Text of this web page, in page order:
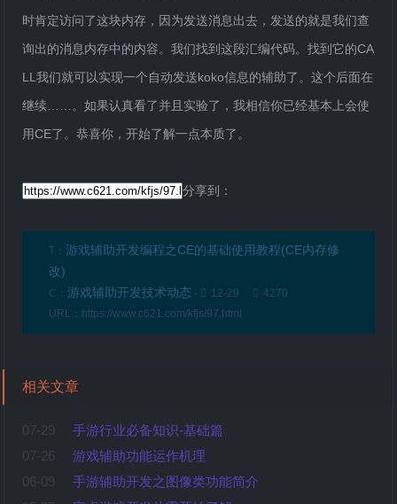
时肯定访问了这块内存，因为发送消息出去，发送的就是我们查
询出的消息内存中的内容。我们找到这段汇编代码。找到它的CA
LL我们就可以实现一个自动发送koko信息的辅助了。这个后面在
继续……。如果认真看了并且实验了，我相信你已经基本上会使
用CE了。恭喜你，开始了解一点本质了。
分享到：
T：游戏辅助开发编程之CE的基础使用教程(CE内存修
改)
C：游戏辅助开发技术动态 - 12-29
4270
URL：https://www.c621.com/kfjs/97.html
相关文章
07-29
手游行业必备知识-基础篇
07-26
游戏辅助功能运作机理
06-09
手游辅助开发之图像类功能简介